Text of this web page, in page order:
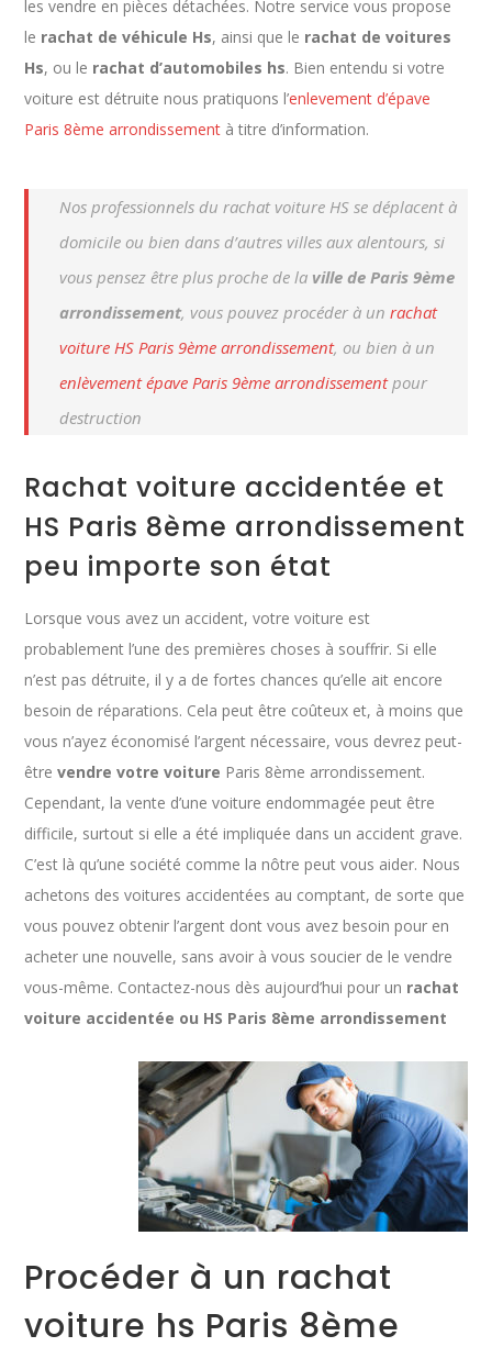
les vendre en pièces détachées. Notre service vous propose
le rachat de véhicule Hs, ainsi que le rachat de voitures
Hs, ou le rachat d’automobiles hs. Bien entendu si votre
voiture est détruite nous pratiquons l’enlevement d’épave
Paris 8ème arrondissement à titre d’information.
Nos professionnels du rachat voiture HS se déplacent à
domicile ou bien dans d’autres villes aux alentours, si
vous pensez être plus proche de la ville de Paris 9ème
arrondissement, vous pouvez procéder à unrachat
voiture HS Paris 9ème arrondissement, ou bien à un
enlèvement épave Paris 9ème arrondissementpour
destruction
Rachat voiture accidentée et
HS Paris 8ème arrondissement
peu importe son état
Lorsque vous avez un accident, votre voiture est
probablement l’une des premières choses à souffrir. Si elle
n’est pas détruite, il y a de fortes chances qu’elle ait encore
besoin de réparations. Cela peut être coûteux et, à moins que
vous n’ayez économisé l’argent nécessaire, vous devrez peut-
êtrevendre votre voiture Paris 8ème arrondissement.
Cependant, la vente d’une voiture endommagée peut être
difficile, surtout si elle a été impliquée dans un accident grave.
C’est là qu’une société comme la nôtre peut vous aider. Nous
achetons des voitures accidentées au comptant, de sorte que
vous pouvez obtenir l’argent dont vous avez besoin pour en
acheter une nouvelle, sans avoir à vous soucier de le vendre
vous-même. Contactez-nous dès aujourd’hui pour un rachat
voiture accidentée ou HS Paris 8ème arrondissement
Procéder à un rachat
voiture hs Paris 8ème